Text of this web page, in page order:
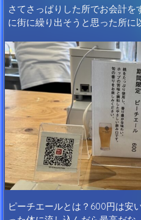
さてさっぱりした所でお会計
に街に繰り出そうと思った所に
ピーチエールとは？600円は安